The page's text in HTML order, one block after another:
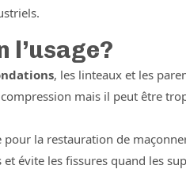
l’usage?
, les linteaux et les
mais il peut être
la restauration de
évite les fissures quand les